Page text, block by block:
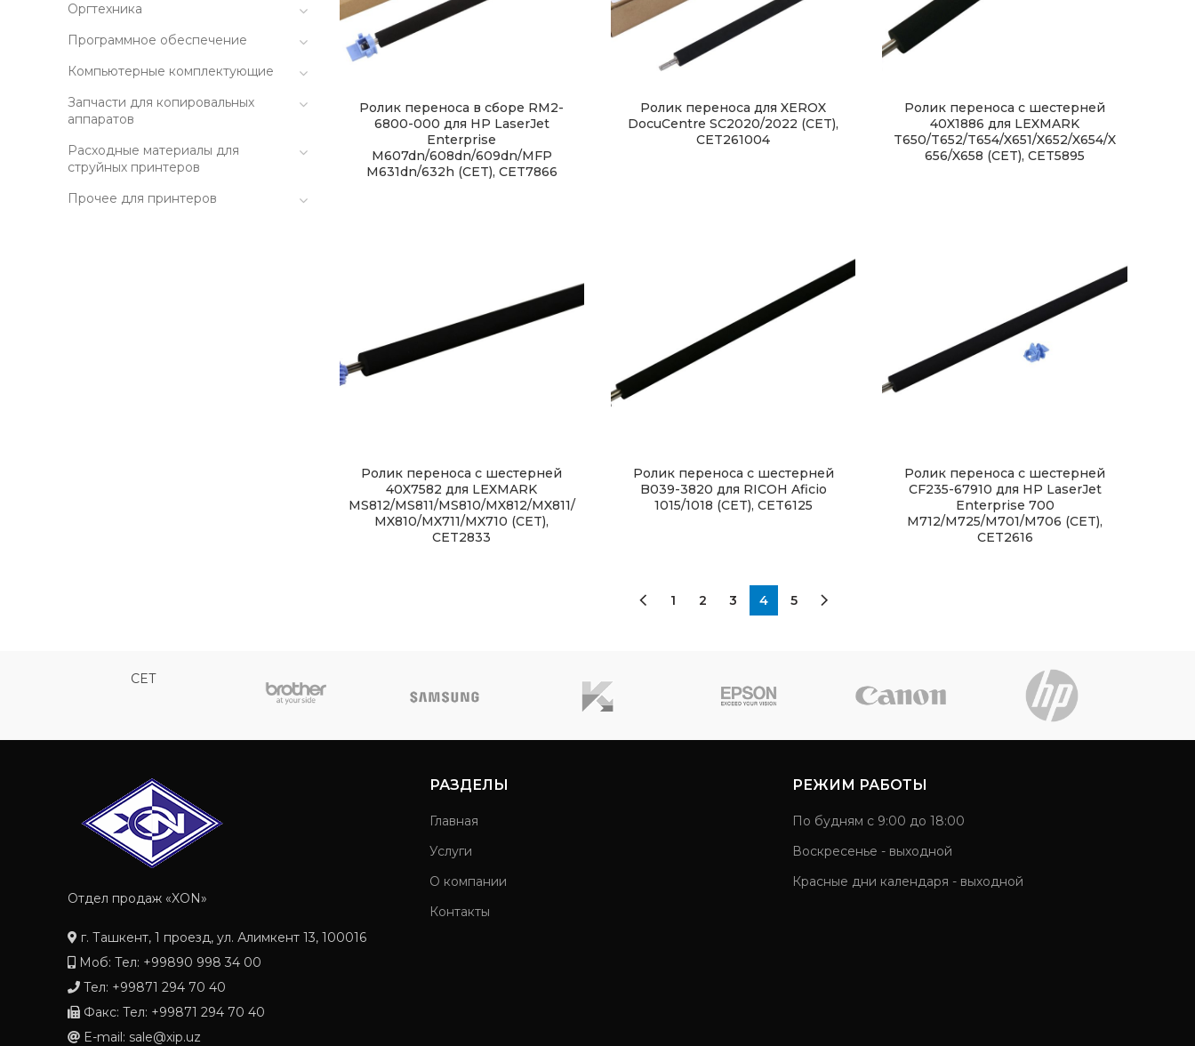
Ролик переноса в сборе RM2-
6800-000 для HP LaserJet
Enterprise
M607dn/608dn/609dn/MFP
M631dn/632h (CET), CET7866
Ролик переноса для XEROX
DocuCentre SC2020/2022 (CET),
CET261004
Ролик переноса с шестерней
40X1886 для LEXMARK
T650/T652/T654/X651/X652/X654/X
656/X658 (CET), CET5895
Ролик переноса с шестерней
40X7582 для LEXMARK
MS812/MS811/MS810/MX812/MX811/
MX810/MX711/MX710 (CET),
CET2833
Ролик переноса с шестерней
B039-3820 для RICOH Aficio
1015/1018 (CET), CET6125
Ролик переноса с шестерней
CF235-67910 для HP LaserJet
Enterprise 700
M712/M725/M701/M706 (CET),
CET2616
1 2 3 4 5
Оргтехника
Программное обеспечение
Компьютерные комплектующие
Запчасти для копировальных
аппаратов
Расходные материалы для
струйных принтеров
Прочее для принтеров
CET
Отдел продаж «XON»
г. Ташкент, 1 проезд, ул. Алимкент 13, 100016
Моб: Тел: +99890 998 34 00
Тел: +99871 294 70 40
Факс: Тел: +99871 294 70 40
E-mail: sale@xip.uz
РАЗДЕЛЫ
Главная
Услуги
О компании
Контакты
РЕЖИМ РАБОТЫ
По будням с 9:00 до 18:00
Воскресенье - выходной
Красные дни календаря - выходной